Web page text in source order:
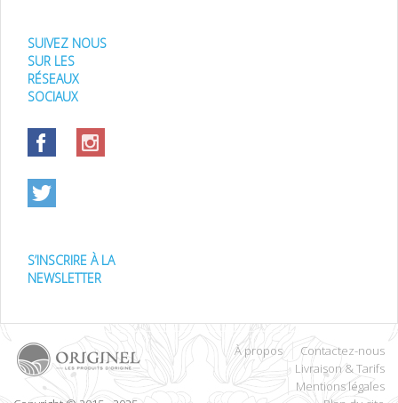
SUIVEZ NOUS
SUR LES
RÉSEAUX
SOCIAUX
S’INSCRIRE À LA
NEWSLETTER
À propos
Contactez-nous
Livraison & Tarifs
Mentions légales